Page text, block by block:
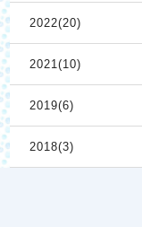
2022(20)
2021(10)
2019(6)
2018(3)